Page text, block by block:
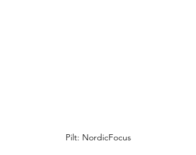
Pilt: NordicFocus